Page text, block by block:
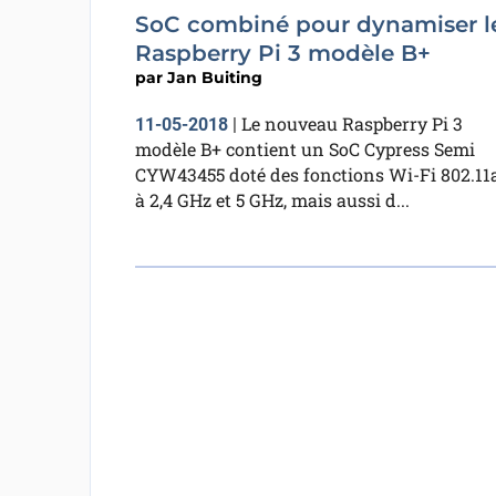
SoC combiné pour dynamiser
Raspberry Pi 3 modèle B+
par Jan Buiting
11-05-2018| Le nouveau Raspberry Pi 3
modèle B+ contient un SoC Cypress Semi
CYW43455 doté des fonctions Wi-Fi
à 2,4 GHz et 5 GHz, mais aussi d...